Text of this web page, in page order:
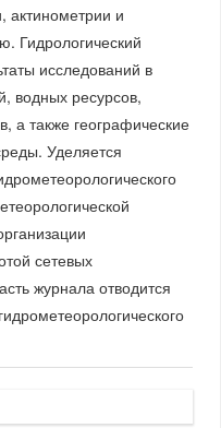
актинометрии и
Гидрологический
исследований в
водных ресурсов,
а также географические
Уделяется
сетевых
журнала отводится